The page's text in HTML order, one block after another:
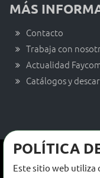
MÁS
Contacto
Trabaja con
Actualidad
Catálogos y
POLÍTICA
Este sitio web utiliza